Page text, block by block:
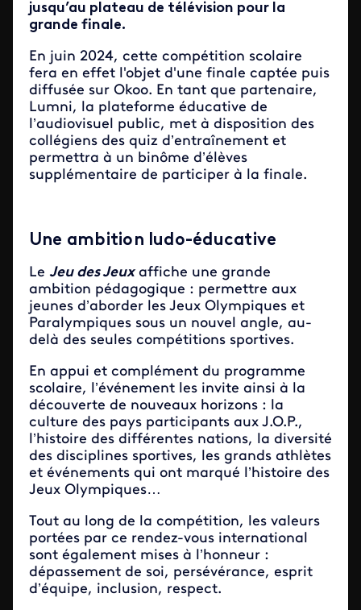
jusqu’au plateau de télévision pour la
grande finale.
En juin 2024, cette compétition scolaire
fera en effet l'objet d'une finale captée puis
diffusée sur Okoo. En tant que partenaire,
Lumni, la plateforme éducative de
l’audiovisuel public, met à disposition des
collégiens des quiz d’entraînement et
permettra à un binôme d’élèves
supplémentaire de participer à la finale.
Une ambition ludo-éducative
Le Jeu des Jeuxaffiche une grande
ambition pédagogique : permettre aux
jeunes d’aborder les Jeux Olympiques et
Paralympiques sous un nouvel angle, au-
delà des seules compétitions sportives.
En appui et complément du programme
scolaire, l’événement les invite ainsi à la
découverte de nouveaux horizons : la
culture des pays participants aux J.O.P.,
l’histoire des différentes nations, la diversité
des disciplines sportives, les grands athlètes
et événements qui ont marqué l’histoire des
Jeux Olympiques…
Tout au long de la compétition, les valeurs
portées par ce rendez-vous international
sont également mises à l’honneur :
dépassement de soi, persévérance, esprit
d’équipe, inclusion, respect.